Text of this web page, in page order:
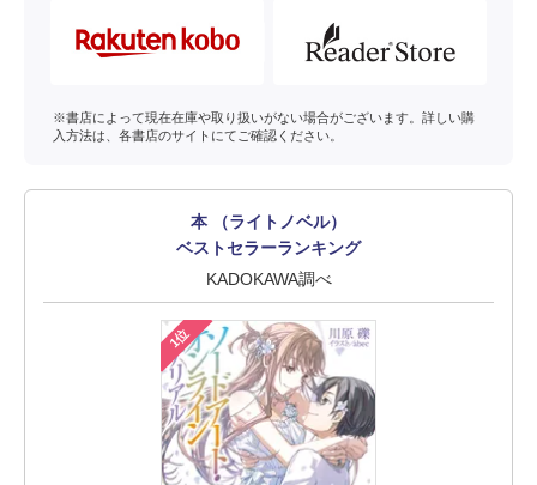
※書店によって現在在庫や取り扱いがない場合がございます。詳しい購
入方法は、各書店のサイトにてご確認ください。
本 （ライトノベル）
ベストセラーランキング
KADOKAWA調べ
1位